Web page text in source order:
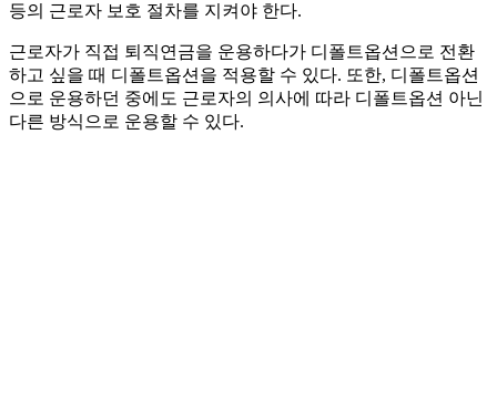
등의 근로자 보호 절차를 지켜야 한다.
근로자가 직접 퇴직연금을 운용하다가 디폴트옵션으로 전환
하고 싶을 때 디폴트옵션을 적용할 수 있다. 또한, 디폴트옵션
으로 운용하던 중에도 근로자의 의사에 따라 디폴트옵션 아닌
다른 방식으로 운용할 수 있다.